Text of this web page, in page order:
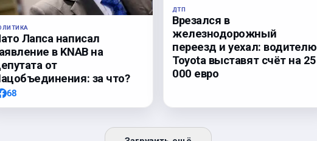
Лапса написал
в KNAB на
от
за что?
68
ДТП
Врезался в
железнодорожный
переезд и уехал: водителю
Toyota выставят счёт на 25
000 евро